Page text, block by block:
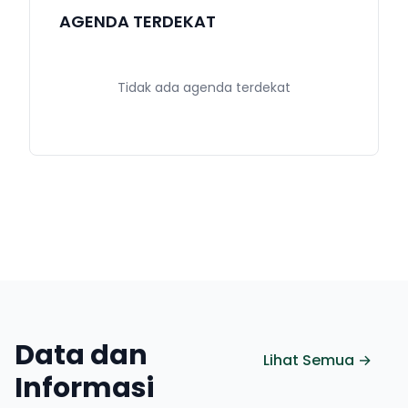
AGENDA TERDEKAT
Tidak ada agenda terdekat
Data dan
Informasi
Lihat Semua →